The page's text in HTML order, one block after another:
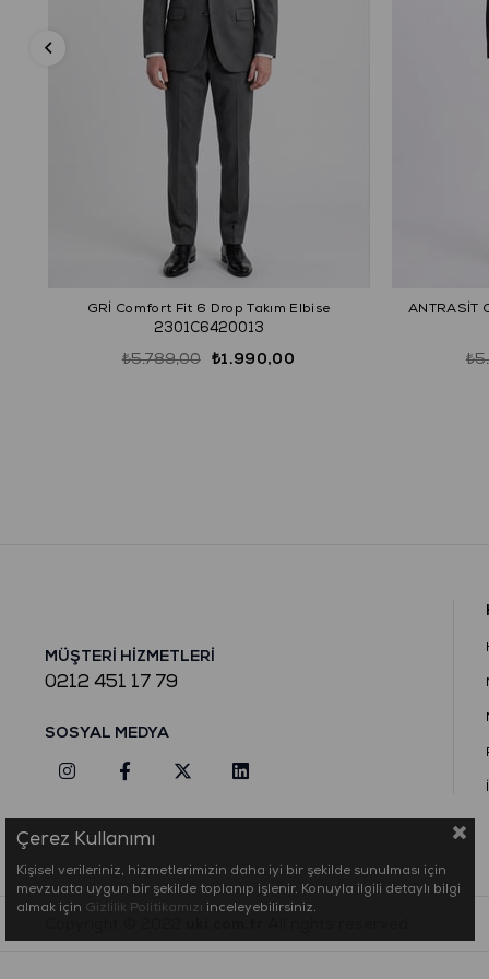
GRİ Comfort Fit 6 Drop Takım Elbise
2301C6420013
₺1.990,00
₺5.789,00
ANTRASİT
MÜŞTERİ HİZMETLERİ
0212 451 17 79
SOSYAL MEDYA
Çerez Kullanımı
Kişisel verileriniz, hizmetlerimizin daha iyi bir şekilde sunulması için
mevzuata uygun bir şekilde toplanıp işlenir. Konuyla ilgili detaylı bilgi
almak için Gizlilik Politikamızı inceleyebilirsiniz.